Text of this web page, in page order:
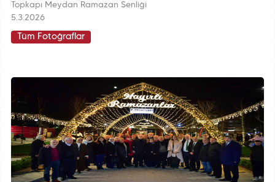
Topkapı Meydan Ramazan Şenliği
5.3.2026
Tüm Fotoğraflar